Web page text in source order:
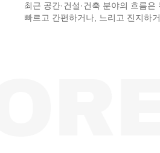
최근 공간·건설·건축 분야의 흐름은
빠르고 간편하거나, 느리고 진지하